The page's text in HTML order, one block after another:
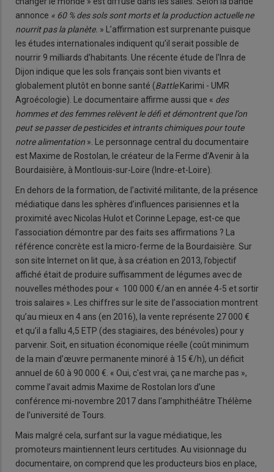
annonce « 60 % des sols sont morts et la production actuelle ne
nourrit pas la planète. » L’affirmation est surprenante puisque
les études internationales indiquent qu’il serait possible de
nourrir 9 milliards d’habitants. Une récente étude de l'Inra de
Dijon indique que les sols français sont bien vivants et
globalement plutôt en bonne santé (BattleKarimi - UMR
Agroécologie). Le documentaire affirme aussi que « des
hommes et des femmes relèvent le défi et démontrent que l’on
peut se passer de pesticides et intrants chimiques pour toute
notre alimentation ». Le personnage central du documentaire
est Maxime de Rostolan, le créateur de la Ferme d’Avenir à la
Bourdaisière, à Montlouis-sur-Loire (Indre-et-Loire).
En dehors de la formation, de l’activité militante, de la présence
médiatique dans les sphères d’influences parisiennes et la
proximité avec Nicolas Hulot et Corinne Lepage, est-ce que
l’association démontre par des faits ses affirmations ? La
référence concrète est la micro-ferme de la Bourdaisière. Sur
son site Internet on lit que, à sa création en 2013, l’objectif
affiché était de produire suffisamment de légumes avec de
nouvelles méthodes pour « 100 000 €/an en année 4-5 et sortir
trois salaires ». Les chiffres sur le site de l’association montrent
qu’au mieux en 4 ans (en 2016), la vente représente 27 000 €
et qu’il a fallu 4,5 ETP (des stagiaires, des bénévoles) pour y
parvenir. Soit, en situation économique réelle (coût minimum
de la main d’œuvre permanente minoré à 15 €/h), un déficit
annuel de 60 à 90 000 €. « Oui, c'est vrai, ça ne marche pas »,
comme l’avait admis Maxime de Rostolan lors d’une
conférence mi-novembre 2017 dans l'amphithéâtre Thélème
de l’université de Tours.
Mais malgré cela, surfant sur la vague médiatique, les
promoteurs maintiennent leurs certitudes. Au visionnage du
documentaire, on comprend que les producteurs bios en place,